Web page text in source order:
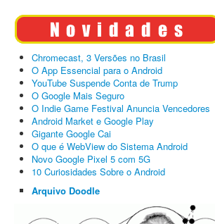
Chromecast, 3 Versões no Brasil
O App Essencial para o Android
YouTube Suspende Conta de Trump
O Google Mais Seguro
O Indie Game Festival Anuncia Vencedores
Android Market e Google Play
Gigante Google Cai
O que é WebView do Sistema Android
Novo Google Pixel 5 com 5G
10 Curiosidades Sobre o Android
Arquivo Doodle